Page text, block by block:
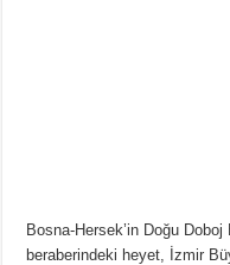
Bosna-Hersek’in Doğu
beraberindeki heyet, İzmir